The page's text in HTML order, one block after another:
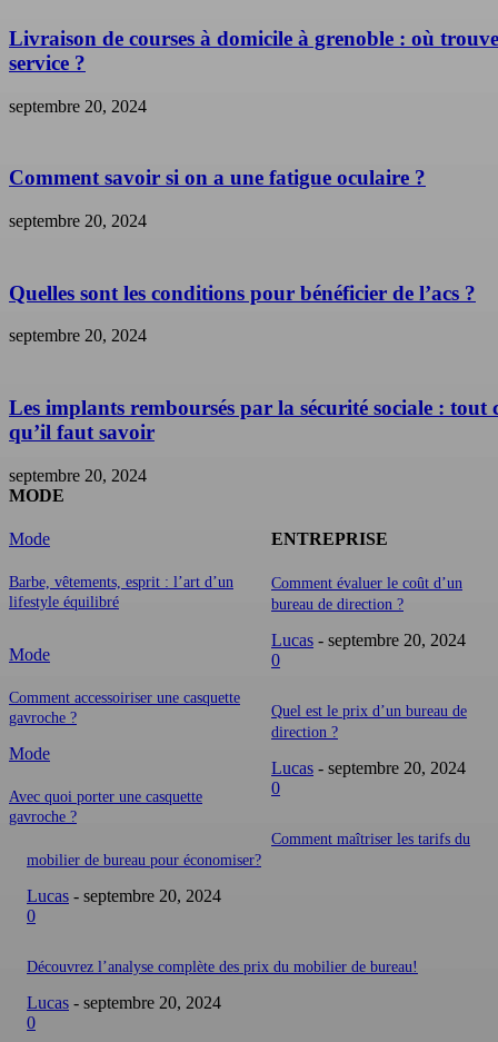
Livraison de courses à domicile à grenoble : où
service ?
septembre 20, 2024
Comment savoir si on a une fatigue oculaire ?
septembre 20, 2024
Quelles sont les conditions pour bénéficier de l’acs ?
septembre 20, 2024
Les implants remboursés par la sécurité sociale : tout
qu’il faut savoir
septembre 20, 2024
MODE
Mode
Barbe, vêtements, esprit : l’art d’un
lifestyle équilibré
Mode
Comment accessoiriser une casquette
gavroche ?
Mode
Avec quoi porter une casquette
gavroche ?
ENTREPRISE
Comment évaluer le coût d’un
bureau de direction ?
Lucas - septembre 20, 2024
0
Quel est le prix d’un bureau de
direction ?
Lucas - septembre 20, 2024
0
Comment maîtriser les tarifs du
mobilier de bureau pour économiser?
Lucas - septembre 20, 2024
0
Découvrez l’analyse complète des prix du mobilier de bureau!
Lucas - septembre 20, 2024
0